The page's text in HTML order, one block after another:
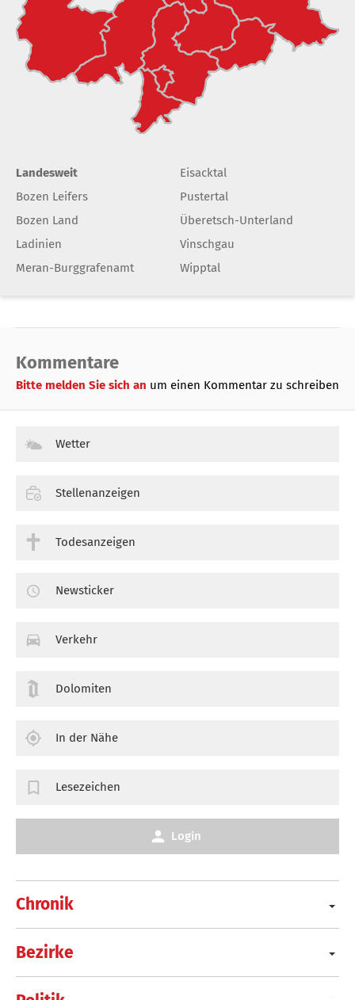
Landesweit
Bozen Leifers
Bozen Land
Ladinien
Meran-Burggrafenamt
Eisacktal
Pustertal
Überetsch-Unterland
Vinschgau
Wipptal
Kommentare
Bitte melden Sie sich an um einen Kommentar zu schreiben
Chronik
Bezirke
Wetter
Stellenanzeigen
Todesanzeigen
Newsticker
Verkehr
Dolomiten
In der Nähe
Lesezeichen
Login